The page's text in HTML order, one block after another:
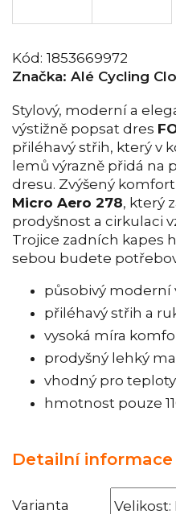
Kód: 1853669972
Značka: Alé Cycling
Varianta
Stylový, moderní a
výstižně popsat dres
přiléhavý střih, který v
lemů výrazně přidá na
dresu. Zvýšený
Micro Aero 278, který
prodyšnost a cirkulaci
Trojice zadních kapes
sebou budete
působivý moderní
přiléhavý střih a
vysoká míra
prodyšný lehký
vhodný pro teploty
hmotnost pouze
Detailní informace